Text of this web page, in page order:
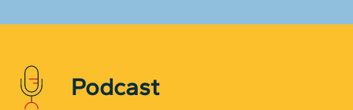
Podcast